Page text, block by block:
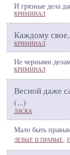
И грязные дела
КРИМИНАЛ
Каждому
КРИМИНАЛ
Не черными
КРИМИНАЛ
Весной даже
(...)
ЛАСКА
Мало быть
ЛЕВЫЕ И ПРАВЫЕ,